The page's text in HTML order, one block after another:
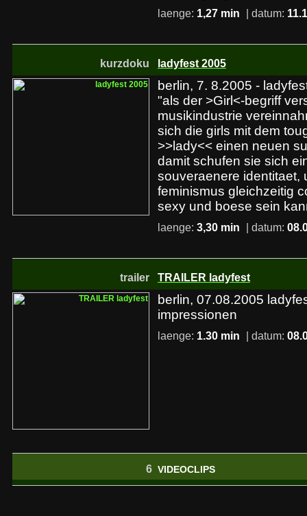
laenge: 1,27 min | datum:
kurzdoku ladyfest 2005
berlin, 7. 8.2005 -
"als der >Girl<-begriff
musikindustrie
sich die girls mit dem
>>lady<< einen neuen
damit schufen sie sich
souveraenere identitaet,
feminismus gleichzeitig
sexy und boese sein
laenge: 3,30 min | datum:
trailer TRAILER ladyfest
berlin, 07.08.2005
impressionen
laenge: 1.30 min | datum:
6 VIDEOCLIPS